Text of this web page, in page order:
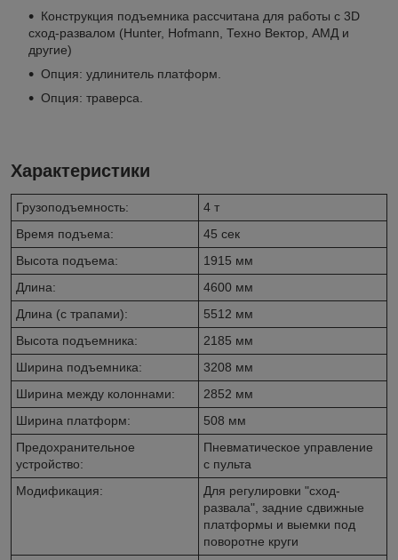
Конструкция подъемника рассчитана для работы с 3D
сход-развалом (Hunter, Hofmann, Техно Вектор, АМД и
другие)
Опция: удлинитель платформ.
Опция: траверса.
Характеристики
Грузоподъемность:
4 т
Время подъема:
45 сек
Высота подъема:
1915 мм
Длина:
4600 мм
Длина (с трапами):
5512 мм
Высота подъемника:
2185 мм
Ширина подъемника:
3208 мм
Ширина между колоннами:
2852 мм
Ширина платформ:
508 мм
Предохранительное
устройство:
Пневматическое управление
с пульта
Модификация:
Для регулировки "сход-
развала", задние сдвижные
платформы и выемки под
поворотне круги